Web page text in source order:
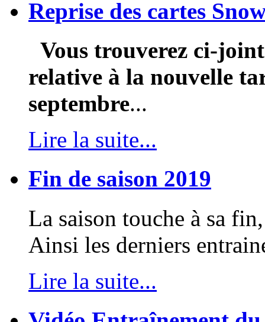
Reprise des cartes
Vous trouverez ci-
relative à la nouvelle
septembre...
Lire la suite...
Fin de saison 2019
La saison touche à sa
Ainsi les derniers
Lire la suite...